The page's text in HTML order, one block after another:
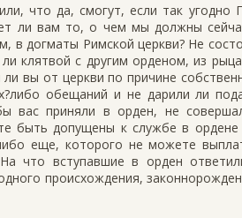
что да, смогут, если так
ли вам то, о чем мы должны
в догматы Римской церкви? Не
клятвой с другим орденом, из
вы от церкви по причине
обещаний и не дарили ли
вас приняли в орден, не
быть допущены к службе в
еще, которого не можете
что вступавшие в орден
происхождения,